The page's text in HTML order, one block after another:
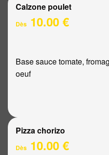
Calzone poulet
Dès 10.00 €
Base sauce tomate,
oeuf
Pizza chorizo
Dès 10.00 €